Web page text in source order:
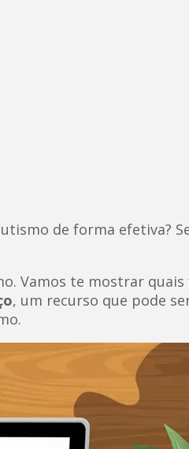
de forma efetiva?
Vamos te mostrar
, um recurso que pode